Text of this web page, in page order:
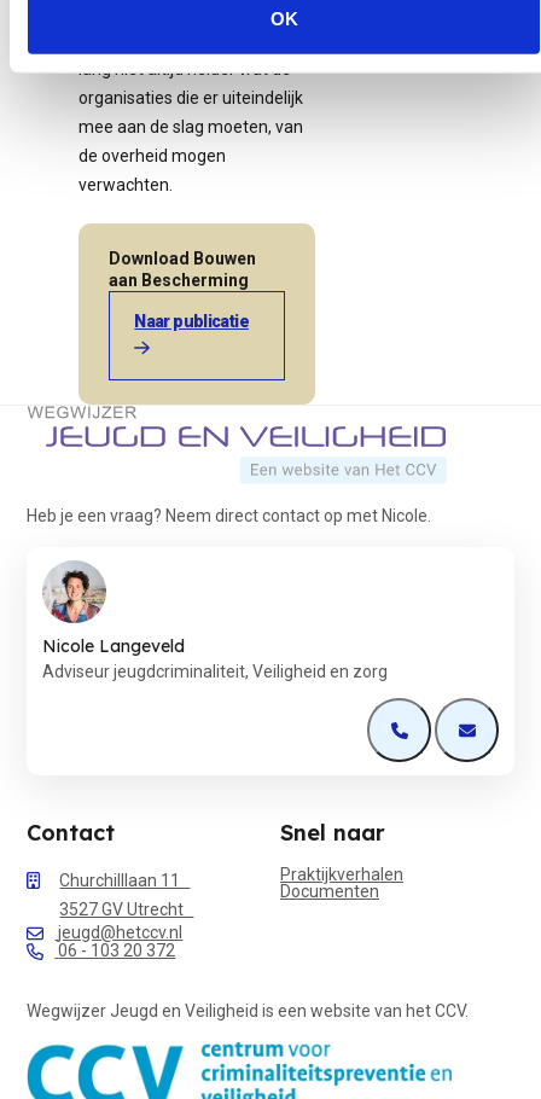
OK
dat de overheid daar maar
lang niet altijd helder wat de
organisaties die er uiteindelijk
mee aan de slag moeten, van
de overheid mogen
verwachten.
Download Bouwen
aan Bescherming
Naar publicatie
Terug naar de startpagina
Heb je een vraag? Neem direct contact op met Nicole.
Nicole Langeveld
Adviseur jeugdcriminaliteit, Veiligheid en zorg
Open deOpen de
Contact
Churchilllaan 11
3527 GV Utrecht
jeugd@hetccv.nl
06 - 103 20 372
Snel naar
Praktijkverhalen
Documenten
Wegwijzer Jeugd en Veiligheid is een website van het CCV.